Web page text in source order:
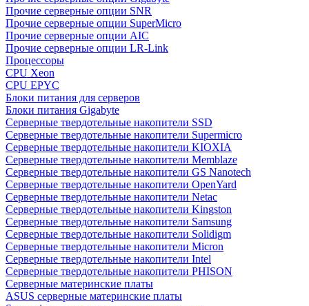
Прочие серверные опции SNR
Прочие серверные опции SuperMicro
Прочие серверные опции AIC
Прочие серверные опции LR-Link
Процессоры
CPU Xeon
CPU EPYC
Блоки питания для серверов
Блоки питания Gigabyte
Серверные твердотельные накопители SSD
Cерверные твердотельные накопители Supermicro
Cерверные твердотельные накопители KIOXIA
Cерверные твердотельные накопители Memblaze
Cерверные твердотельные накопители GS Nanotech
Серверные твердотельные накопители OpenYard
Серверные твердотельные накопители Netac
Cерверные твердотельные накопители Kingston
Cерверные твердотельные накопители Samsung
Cерверные твердотельные накопители Solidigm
Cерверные твердотельные накопители Micron
Cерверные твердотельные накопители Intel
Cерверные твердотельные накопители PHISON
Серверные материнские платы
ASUS серверные материнские платы